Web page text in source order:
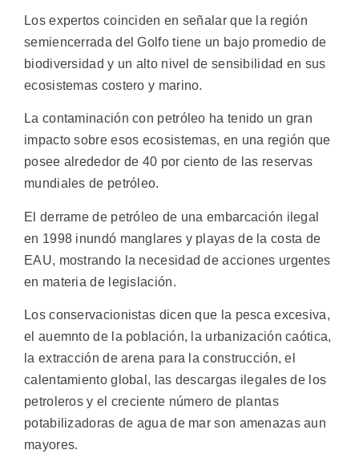
Los expertos coinciden en señalar que la región
semiencerrada del Golfo tiene un bajo promedio de
biodiversidad y un alto nivel de sensibilidad en sus
ecosistemas costero y marino.
La contaminación con petróleo ha tenido un gran
impacto sobre esos ecosistemas, en una región que
posee alrededor de 40 por ciento de las reservas
mundiales de petróleo.
El derrame de petróleo de una embarcación ilegal
en 1998 inundó manglares y playas de la costa de
EAU, mostrando la necesidad de acciones urgentes
en materia de legislación.
Los conservacionistas dicen que la pesca excesiva,
el auemnto de la población, la urbanización caótica,
la extracción de arena para la construcción, el
calentamiento global, las descargas ilegales de los
petroleros y el creciente número de plantas
potabilizadoras de agua de mar son amenazas aun
mayores.